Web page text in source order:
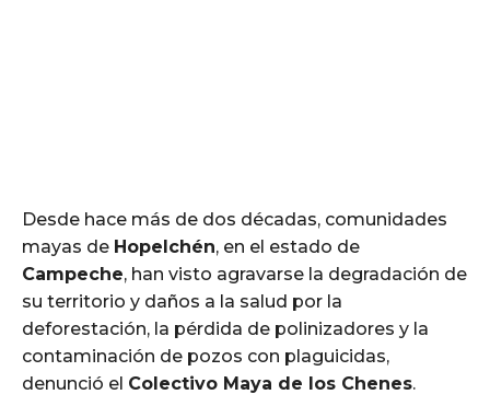
Desde hace más de dos décadas, comunidades
mayas de Hopelchén, en el estado de
Campeche, han visto agravarse la degradación de
su territorio y daños a la salud por la
deforestación, la pérdida de polinizadores y la
contaminación de pozos con plaguicidas,
denunció el Colectivo Maya de los Chenes.